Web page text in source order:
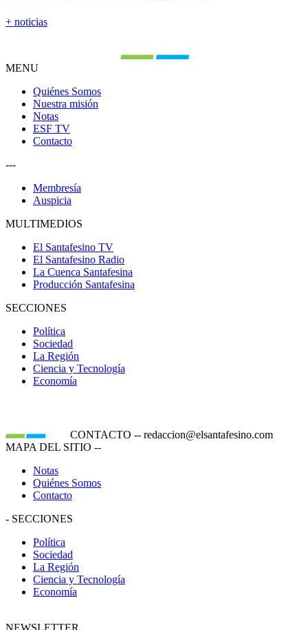
+ noticias
MENU
Quiénes Somos
Nuestra misión
Notas
ESF TV
Contacto
---
Membresía
Auspicia
MULTIMEDIOS
El Santafesino TV
El Santafesino Radio
La Cuenca Santafesina
Producción Santafesina
SECCIONES
Política
Sociedad
La Región
Ciencia y Tecnología
Economía
CONTACTO -- redaccion@elsantafesino.com
MAPA DEL SITIO --
Notas
Quiénes Somos
Contacto
- SECCIONES
Política
Sociedad
La Región
Ciencia y Tecnología
Economía
NEWSLETTER